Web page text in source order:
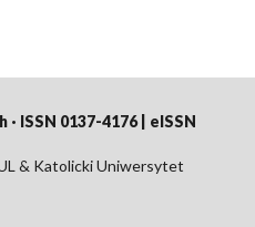
· ISSN 0137-4176 | eISSN
& Katolicki Uniwersytet